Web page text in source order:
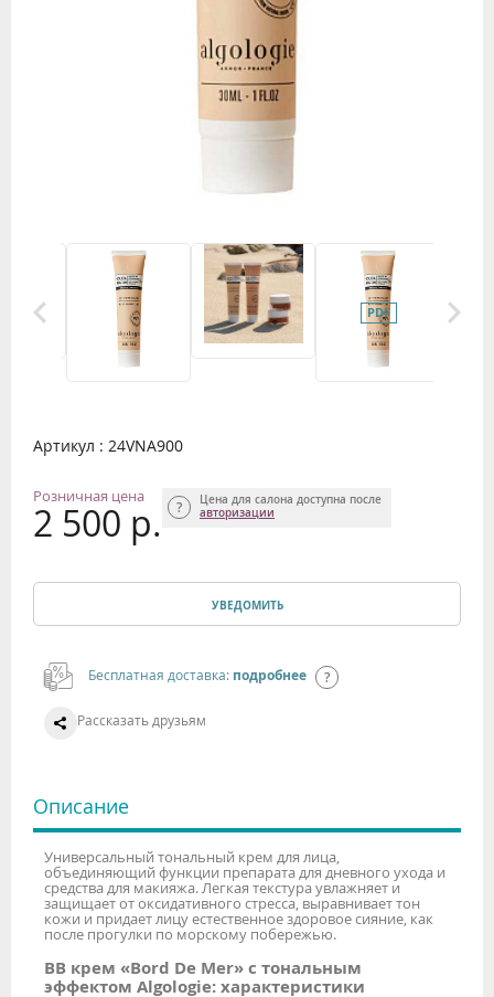
Артикул : 24VNA900
Розничная цена
2 500 р.
Цена для салона доступна после
авторизации
УВЕДОМИТЬ
Бесплатная доставка: подробнее
Рассказать друзьям
Описание
Универсальный тональный крем для лица,
объединяющий функции препарата для дневного ухода и
средства для макияжа. Легкая текстура увлажняет и
защищает от оксидативного стресса, выравнивает тон
кожи и придает лицу естественное здоровое сияние, как
после прогулки по морскому побережью.
ВВ крем «Bord De Mer» с тональным
эффектом Algologie: характеристики